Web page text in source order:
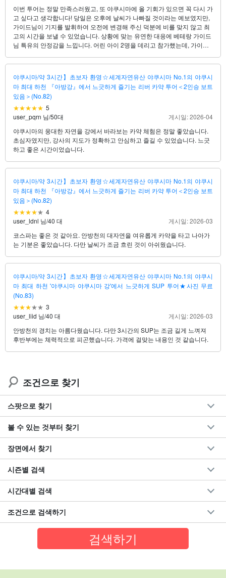
이번 투어는 정말 만족스러웠고, 또 야쿠시마에 올 기회가 있으면 꼭 다시 가
고 싶다고 생각합니다! 당일은 오후에 날씨가 나빠질 것이라는 예보였지만,
가이드님이 기지를 발휘하여 오전에 변경해 주신 덕분에 비를 맞지 않고 최
고의 시간을 보낼 수 있었습니다. 상황에 맞는 유연한 대응에 베테랑 가이드
님 특유의 안정감을 느낍니다. 어린 아이 2명을 데리고 참가했는데, 가이드
엇보다도 기뻤습니다. 초보자도 이해하기 쉽도록 식물과 지층에 대해 자세
라로 찍어준 사진은 우리가 직접 찍을 수 없는 재미있는 사진으로 최고의 기
념품이 되었습니다! 카약에 흔들리며 올려다보는 수림의 위용은 정말 감동
적이었다. 환대가 넘치는 멋진 가게이니 가족 단위나 처음 방문하는 분들에
게도 진심으로 추천하고 싶다!
야쿠시마/약 3시간】초보자 환영☆세계자연유산 야쿠시마 No.1의 야쿠시
마 최대 하천 『아방강』에서 느긋하게 즐기는 리버 카약 투어＜2인승 보트
있음＞(No.82)
5
user_pqrn 님/50대
게시일: 2026-04
야쿠시마의 웅대한 자연을 강에서 바라보는 카약 체험은 정말 좋았습니다.
초심자였지만, 강사의 지도가 정확하고 안심하고 즐길 수 있었습니다. 느긋
하고 좋은 시간이었습니다.
야쿠시마/약 3시간】초보자 환영☆세계자연유산 야쿠시마 No.1의 야쿠시
마 최대 하천 『아방강』에서 느긋하게 즐기는 리버 카약 투어＜2인승 보트
있음＞(No.82)
4
user_ldnl 님/40 대
게시일: 2026-03
코스파는 좋은 것 같아요. 안방천의 대자연을 여유롭게 카약을 타고 나아가
는 기분은 좋았습니다. 다만 날씨가 조금 흐린 것이 아쉬웠습니다.
야쿠시마/약 3시간】초보자 환영☆세계자연유산 야쿠시마 No.1의 야쿠시
마 최대 하천 '야쿠시마 야쿠시마 강'에서 느긋하게 SUP 투어★사진 무료
(No.83)
3
user_liid 님/40 대
게시일: 2026-03
안방천의 경치는 아름다웠습니다. 다만 3시간의 SUP는 조금 길게 느껴져
후반부에는 체력적으로 피곤했습니다. 가격에 걸맞는 내용인 것 같습니다.
조건으로 찾기
스팟으로 찾기
볼 수 있는 것부터 찾기
장면에서 찾기
시즌별 검색
시간대별 검색
조건으로 검색하기